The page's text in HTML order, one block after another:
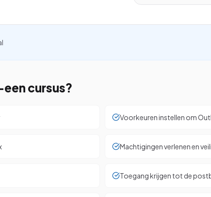
Op maat, op je eigen locatie
cursus?
Voorkeuren instellen om
Machtigingen verlenen en
Toegang krijgen tot de